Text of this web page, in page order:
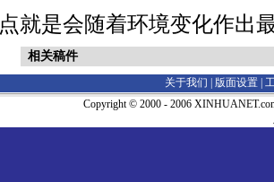
点就是会随着环境变化作出
相关稿件
关于我们 | 版面设置
Copyright © 2000 - 2006